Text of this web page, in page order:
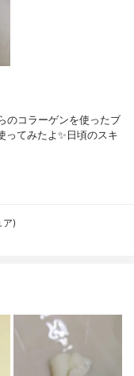
のコラーゲンを使ったブ
ってみたよ✨日頃のスキ
ア)